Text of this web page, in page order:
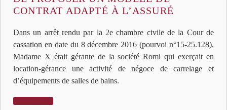
CONTRAT ADAPTÉ À L’ASSURÉ
Dans un arrêt rendu par la 2e chambre civile de la Cour de
cassation en date du 8 décembre 2016 (pourvoi n°15-25.128),
Madame X était gérante de la société Romi qui exerçait en
location-gérance une activité de négoce de carrelage et
d’équipements de salles de bains.